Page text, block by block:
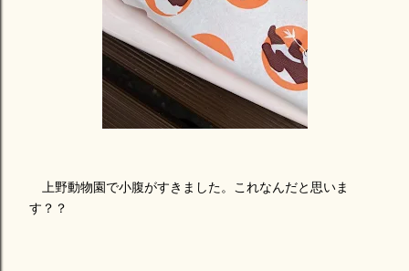
上野動物園で小腹がすきました。これなんだと思いま
す？？